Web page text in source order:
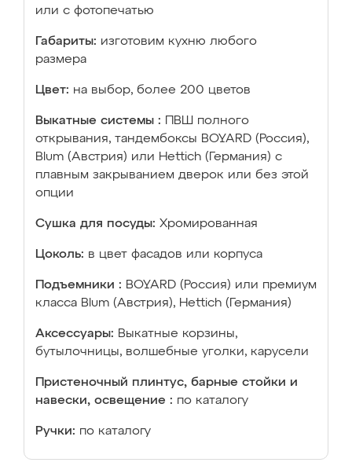
или с фотопечатью
Габариты: изготовим кухню любого
размера
Цвет: на выбор, более 200 цветов
Выкатные системы :
ПВШ полного
открывания, тандембоксы BOYARD (Россия),
Blum (Австрия) или Hettich (Германия) с
плавным закрыванием дверок или без этой
опции
Сушка для посуды: Хромированная
Цоколь: в цвет фасадов или корпуса
Подъемники : BOYARD (Россия) или премиум
класса Blum (Австрия), Hettich (Германия)
Аксессуары: Выкатные корзины,
бутылочницы, волшебные уголки, карусели
Пристеночный плинтус, барные стойки и
навески, освещение : по каталогу
Ручки: по каталогу